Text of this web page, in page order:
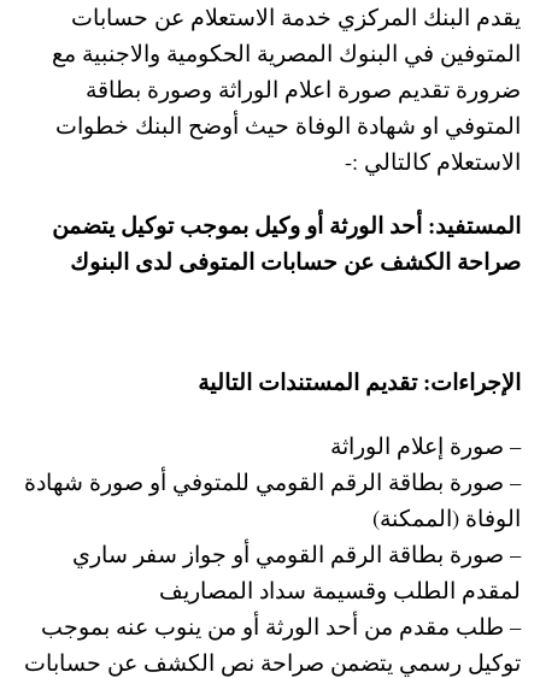
يقدم البنك المركزي خدمة الاستعلام عن حسابات
المتوفين في البنوك المصرية الحكومية والاجنبية مع
ضرورة تقديم صورة اعلام الوراثة وصورة بطاقة
المتوفي او شهادة الوفاة حيث أوضح البنك خطوات
الاستعلام كالتالي :-
المستفيد: أحد الورثة أو وكيل بموجب توكيل يتضمن
صراحة الكشف عن حسابات المتوفى لدى البنوك
الإجراءات: تقديم المستندات التالية
– صورة إعلام الوراثة
– صورة بطاقة الرقم القومي للمتوفي أو صورة شهادة
الوفاة (الممكنة)
– صورة بطاقة الرقم القومي أو جواز سفر ساري
لمقدم الطلب وقسيمة سداد المصاريف
– طلب مقدم من أحد الورثة أو من ينوب عنه بموجب
توكيل رسمي يتضمن صراحة نص الكشف عن حسابات